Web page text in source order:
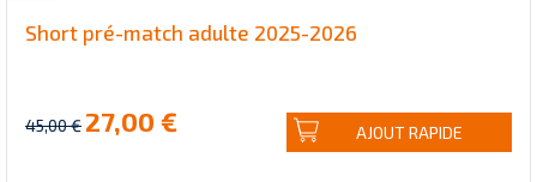
Short pré-match adulte 2025-2026
45,00 € 27,00 € AJOUT RAPIDE